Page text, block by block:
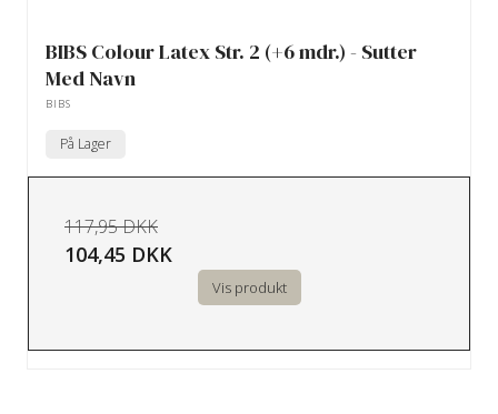
BIBS Colour Latex Str. 2 (+6 mdr.) - Sutter
Med Navn
BIBS
På Lager
117,95 DKK
104,45 DKK
Vis produkt